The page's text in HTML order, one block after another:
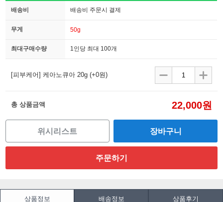
배송비 배송비 주문시 결제
무게 50g
최대구매수량 1인당 최대 100개
[피부케어] 케아노큐아 20g (+0원)
총 상품금액 22,000원
위시리스트
상품정보 배송정보 상품후기